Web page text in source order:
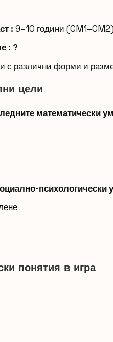
: 9–10 години (CM1–CM2)
: ?
с различни форми и
цели
математически
психологически
понятия в игра